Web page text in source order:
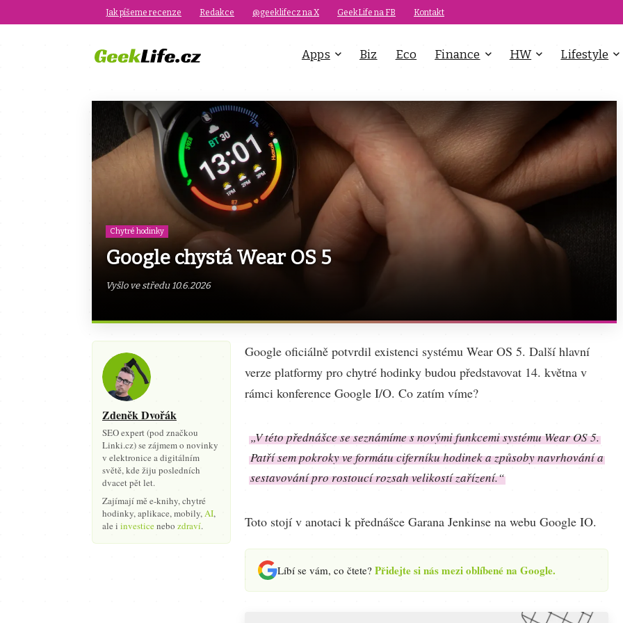
Jak píšeme recenze Redakce @geeklifecz na X GeekLife na FB Kontakt
Apps Biz Eco Finance HW Lifestyle
Chytré hodinky
Google chystá Wear OS 5
Vyšlo ve středu 10.6.2026
Zdeněk Dvořák
SEO expert (pod značkou
Linki.cz) se zájmem o novinky
v elektronice a digitálním
světě, kde žiju posledních
dvacet pět let.
Zajímají mě e-knihy, chytré
hodinky, aplikace, mobily,AI,
ale i investicenebo zdraví.
Google oficiálně potvrdil existenci systému Wear OS 5. Další hlavní
verze platformy pro chytré hodinky budou představovat 14. května v
rámci konference Google I/O. Co zatím víme?
„V této přednášce se seznámíme s novými funkcemi systému Wear OS 5.
Patří sem pokroky ve formátu ciferníku hodinek a způsoby navrhování a
sestavování pro rostoucí rozsah velikostí zařízení.“
Toto stojí v anotaci k přednášce Garana Jenkinse na webu Google IO.
Líbí se vám, co čtete? Přidejte si nás mezi oblíbené na Google.